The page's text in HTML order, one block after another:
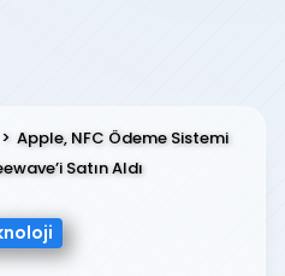
Apple, NFC Ödeme Sistemi
Satın Aldı